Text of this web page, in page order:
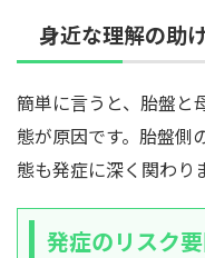
身近な理解の助
簡単に言うと、胎盤と
態が原因です。胎盤側
態も発症に深く関わり
発症のリスク